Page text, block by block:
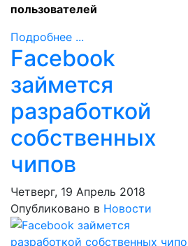
пользователей
Подробнее ...
Facebook
займется
разработкой
собственных
чипов
Четверг, 19 Апрель 2018
Опубликовано в Новости